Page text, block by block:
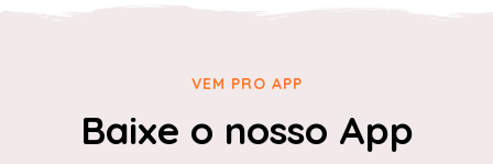
VEM PRO APP
Baixe o nosso App